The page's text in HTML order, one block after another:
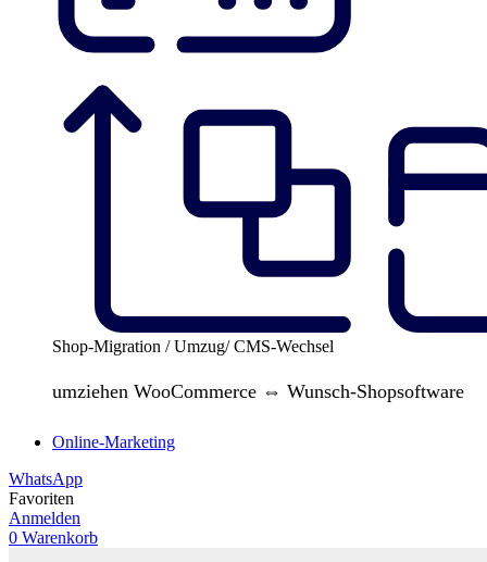
Shop-Migration / Umzug/ CMS-Wechsel
umziehen WooCommerce ⇔ Wunsch-Shopsoftware
Online-Marketing
WhatsApp
Favoriten
Anmelden
0 Warenkorb